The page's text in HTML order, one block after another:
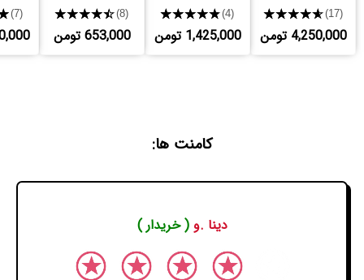
★★★★★(17)
4,250,000 تومن
★★★★★(4)
1,425,000 تومن
★★★★★(8)
653,000 تومن
(7)
کامنت ها:
دینا .و( خریدار )